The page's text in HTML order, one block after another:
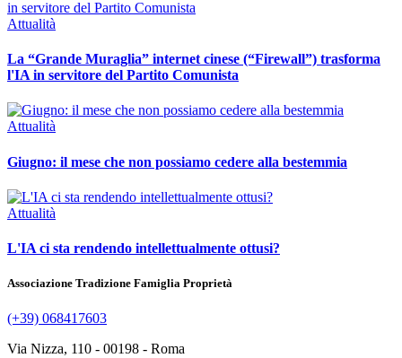
Attualità
La “Grande Muraglia” internet cinese (“Firewall”) trasforma
l'IA in servitore del Partito Comunista
Attualità
Giugno: il mese che non possiamo cedere alla bestemmia
Attualità
L'IA ci sta rendendo intellettualmente ottusi?
Associazione Tradizione Famiglia Proprietà
(+39) 068417603
Via Nizza, 110 - 00198 - Roma